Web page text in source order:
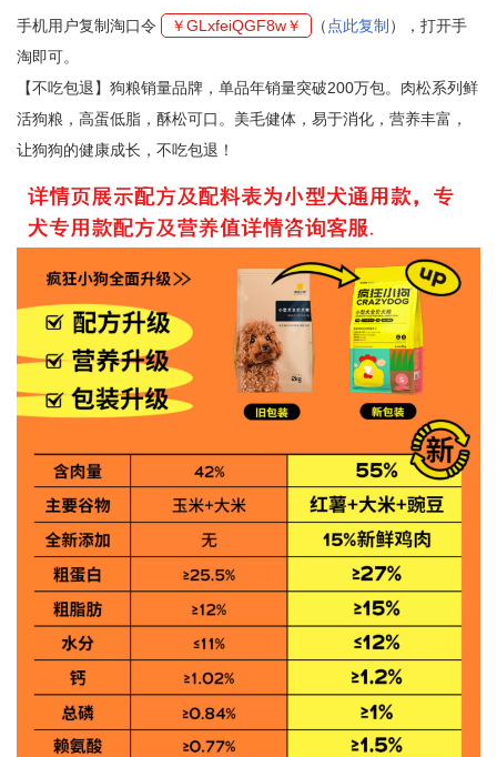
手机用户复制淘口令 ￥GLxfeiQGF8w￥ （ 点此复制 ），打开手
淘即可。
【不吃包退】狗粮销量品牌，单品年销量突破200万包。肉松系列鲜
活狗粮，高蛋低脂，酥松可口。美毛健体，易于消化，营养丰富，
让狗狗的健康成长，不吃包退！